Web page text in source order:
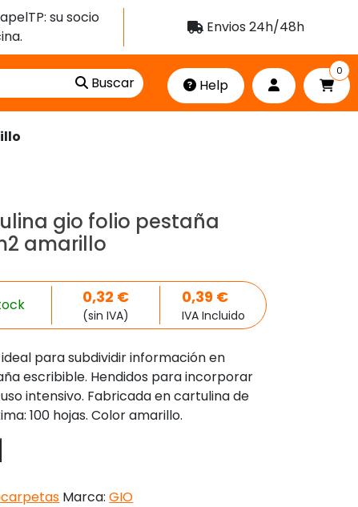
su socio
Envios 24h/48h
Buscar Help
0
gio folio pestaña
amarillo
0,32 €
(sin IVA)
0,39 €
IVA Incluido
para subdividir información en
escribible. Hendidos para incorporar
intensivo. Fabricada en cartulina de
100 hojas. Color amarillo.
Marca:GIO